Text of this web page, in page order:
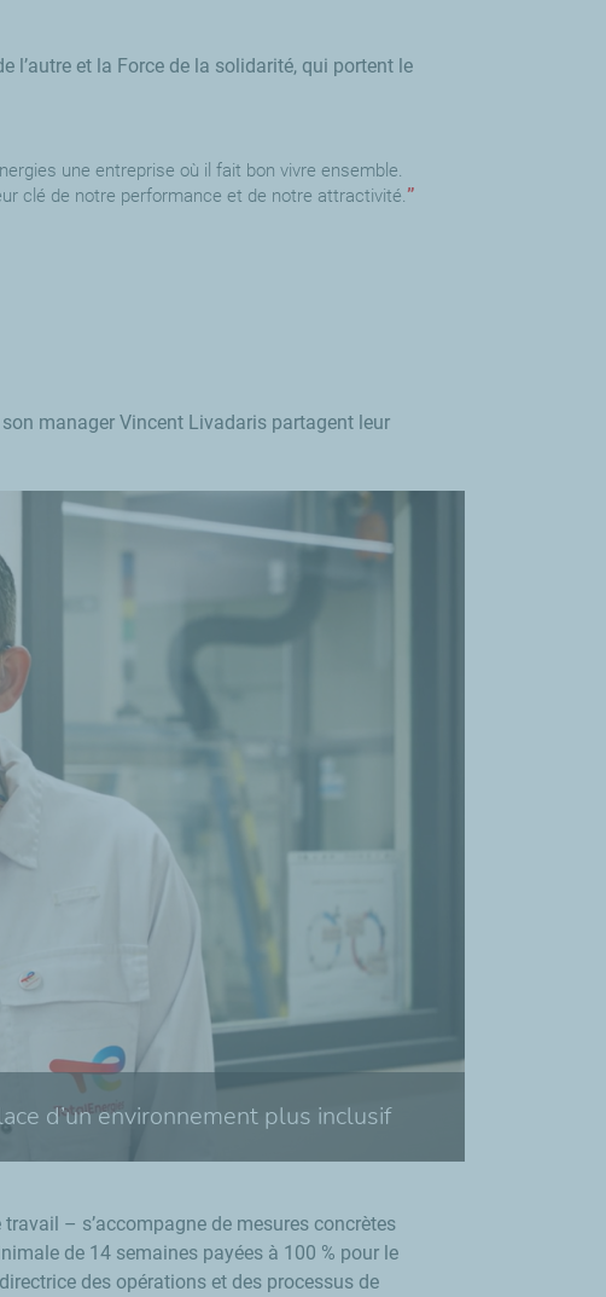
l’autre et la Force de la solidarité, qui portent le
une entreprise où il fait bon vivre ensemble.
clé de notre performance et de notre attractivité.
manager Vincent Livadaris partagent leur
d’un environnement plus inclusif
– s’accompagne de mesures concrètes
de 14 semaines payées à 100 % pour le
des opérations et des processus de